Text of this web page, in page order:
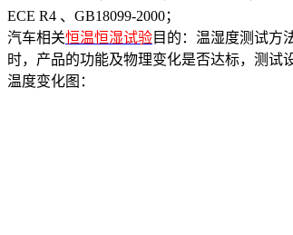
ECE R4 、GB18099-2000；
汽车相关恒温恒湿试验目的：温湿度测试方
时，产品的功能及物理变化是否达标，测试
温度变化图：